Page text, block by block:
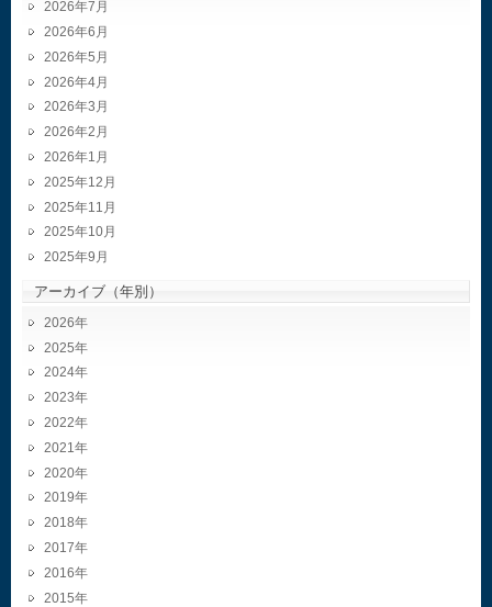
2026年7月
2026年6月
2026年5月
2026年4月
2026年3月
2026年2月
2026年1月
2025年12月
2025年11月
2025年10月
2025年9月
アーカイブ（年別）
2026
2025
2024
2023
2022
2021
2020
2019
2018
2017
2016
2015